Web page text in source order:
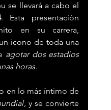
se llevará a cabo el
. Esta presentación
en su carrera,
icono de toda una
agotar dos estadios
horas.
en lo más íntimo de
, y se convierte